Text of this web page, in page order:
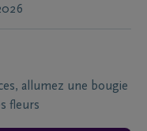
allumez une bougie
fleurs